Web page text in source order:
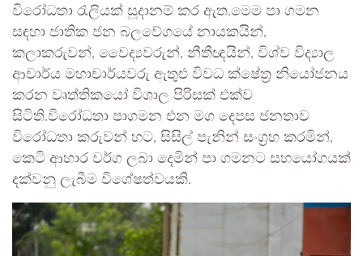
විරෝධතා රැලියක් සූදානම් කර ඇත.මෙම පා ගමන
සඳහා ජාතික ජන බලවේගයේ නායකයින්,
කලාකරුවන්, වෛද්‍යවරුන්, නීතීඥයින්, විශ්ව විද්‍යාල
ආචාර්ය මහාචාර්යවරු ඇතුළු විවධ ක්ෂේත්‍ර නියෝජනය
කරන වෘත්තිකයෝ විශාල පිරිසක් එක්ව
සිටිති.විරෝධතා පාගමන එන මග දෙපස ජනතාව
විරෝධතා කරුවන් හට, සිසිල් පැනින් සංග්‍රහ කරමින්,
කෙටි ආහාර වර්ග ලබා දෙමින් පා ගමනට සහයෝගයක්
දක්වනු ලැබීම විශේෂත්වයකි.